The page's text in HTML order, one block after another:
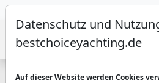
Datenschutz und
bestchoiceyachting.de
Auf dieser Website werden Cookies